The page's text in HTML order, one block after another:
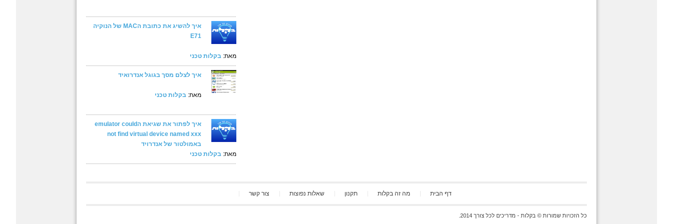
איך להשיג את כתובת הMAC של הנוקיה
E71
מאת: בקלות טכני
איך לצלם מסך בגוגל אנדרואיד
מאת: בקלות טכני
איך לפתור את שגיאת הemulator could
not find virtual device named xxx
באמולטור של אנדרויד
מאת: בקלות טכני
דף הבית מה זה בקלות תקנון שאלות נפוצות צור קשר
כל הזכויות שמורות © בקלות - מדריכים לכל צורך 2014.